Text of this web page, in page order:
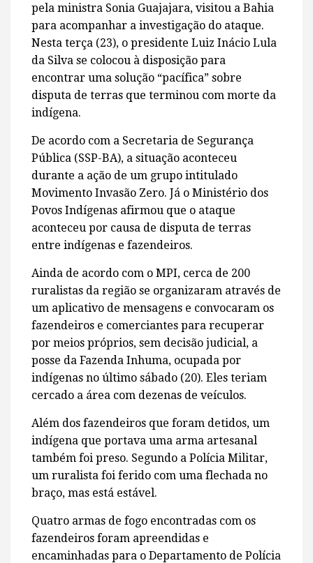
pela ministra Sonia Guajajara, visitou a Bahia
para acompanhar a investigação do ataque.
Nesta terça (23), o presidente Luiz Inácio Lula
da Silva se colocou à disposição para
encontrar uma solução “pacífica” sobre
disputa de terras que terminou com morte da
indígena.
De acordo com a Secretaria de Segurança
Pública (SSP-BA), a situação aconteceu
durante a ação de um grupo intitulado
Movimento Invasão Zero. Já o Ministério dos
Povos Indígenas afirmou que o ataque
aconteceu por causa de disputa de terras
entre indígenas e fazendeiros.
Ainda de acordo com o MPI, cerca de 200
ruralistas da região se organizaram através de
um aplicativo de mensagens e convocaram os
fazendeiros e comerciantes para recuperar
por meios próprios, sem decisão judicial, a
posse da Fazenda Inhuma, ocupada por
indígenas no último sábado (20). Eles teriam
cercado a área com dezenas de veículos.
Além dos fazendeiros que foram detidos, um
indígena que portava uma arma artesanal
também foi preso. Segundo a Polícia Militar,
um ruralista foi ferido com uma flechada no
braço, mas está estável.
Quatro armas de fogo encontradas com os
fazendeiros foram apreendidas e
encaminhadas para o Departamento de Polícia